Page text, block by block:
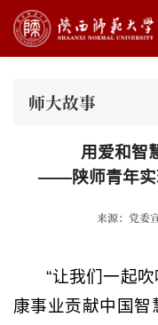
师大故事
用爱和智
——陕师青年实
来源：党委
“让我们一起
康事业贡献中国智